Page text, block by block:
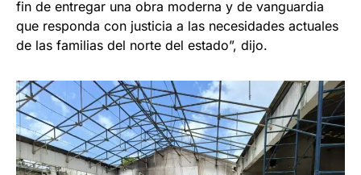
fin de entregar una obra moderna y de vanguardia
que responda con justicia a las necesidades actuales
de las familias del norte del estado”, dijo.